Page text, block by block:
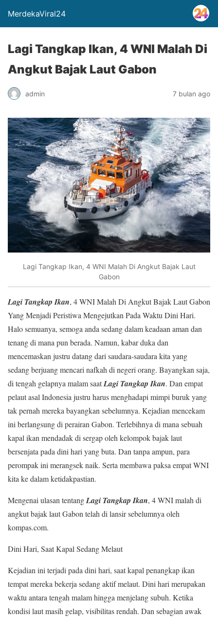
MerdekaViral24
Lagi Tangkap Ikan, 4 WNI Malah Di
Angkut Bajak Laut Gabon
admin 7 bulan ago
Lagi Tangkap Ikan, 4 WNI Malah Di Angkut Bajak Laut
Gabon
Lagi Tangkap Ikan, 4 WNI Malah Di Angkut Bajak Laut Gabon
Yang Menjadi Peristiwa Mengejutkan Pada Waktu Dini Hari.
Halo semuanya, semoga anda sedang dalam keadaan aman dan
tenang di mana pun berada. Namun, kabar duka dan
mencemaskan justru datang dari saudara-saudara kita yang
sedang berjuang mencari nafkah di negeri orang. Bayangkan saja,
di tengah gelapnya malam saatLagi Tangkap Ikan. Dan empat
pelaut asal Indonesia justru harus menghadapi mimpi buruk yang
tak pernah mereka bayangkan sebelumnya. Kejadian mencekam
ini berlangsung di perairan Gabon. Terlebihnya di mana sebuah
kapal ikan mendadak di sergap oleh kelompok bajak laut
bersenjata pada dini hari yang buta. Dan tanpa ampun, para
perompak ini merangsek naik. Serta membawa paksa empat WNI
kita ke dalam ketidakpastian.
Mengenai ulasan tentangLagi Tangkap Ikan, 4 WNI malah di
angkut bajak laut Gabon telah di lansir sebelumnya oleh
kompas.com.
Dini Hari, Saat Kapal Sedang Melaut
Kejadian ini terjadi pada dini hari, saat kapal penangkap ikan
tempat mereka bekerja sedang aktif melaut. Dini hari merupakan
waktu antara tengah malam hingga menjelang subuh. Ketika
kondisi laut masih gelap, visibilitas rendah. Dan sebagian awak